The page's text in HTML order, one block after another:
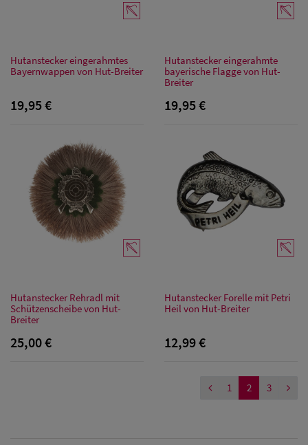
Sale: Caps
Sale:
Caps
Sale: Army
Caps
Sale: Caps
mit
Hutanstecker eingerahmtes
Bayernwappen von Hut-Breiter
19,95 €
Hutanstecker eingerahmte
bayerische Flagge von Hut-
Breiter
19,95 €
Hutanstecker Rehradl mit
Schützenscheibe von Hut-
Breiter
25,00 €
Hutanstecker Forelle mit Petri
Heil von Hut-Breiter
12,99 €
1 2 3